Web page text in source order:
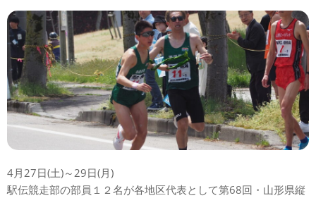
4月27日(土)～29日(月)
駅伝競走部の部員１２名が各地区代表として第68回・山形県縦